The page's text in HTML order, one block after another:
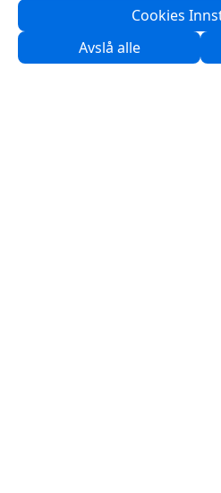
Cookies
Avslå alle
Kontakt oss